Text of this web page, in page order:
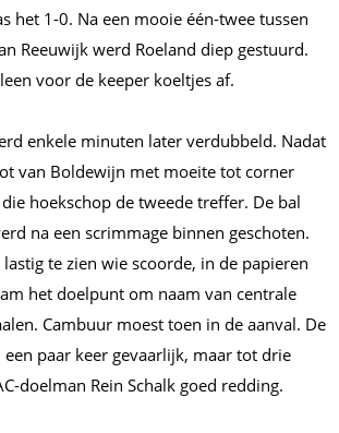
het 1-0. Na een mooie één-twee tussen
Reeuwijk werd Roeland diep gestuurd.
voor de keeper koeltjes af.
enkele minuten later verdubbeld. Nadat
van Boldewijn met moeite tot corner
hoekschop de tweede treffer. De bal
na een scrimmage binnen geschoten.
te zien wie scoorde, in de papieren
het doelpunt om naam van centrale
Cambuur moest toen in de aanval. De
een paar keer gevaarlijk, maar tot drie
doelman Rein Schalk goed redding.